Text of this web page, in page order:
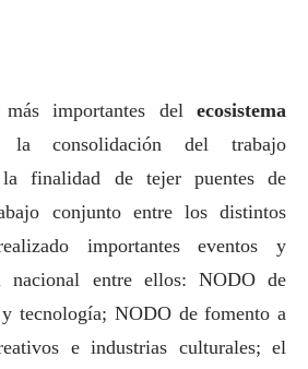
importantes del ecosistema
consolidación del trabajo
finalidad de tejer puentes de
conjunto entre los distintos
importantes eventos y
nacional entre ellos: NODO de
tecnología; NODO de fomento a
e industrias culturales; el